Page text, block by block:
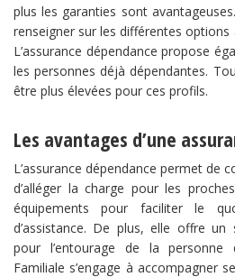
plus les garanties sont
renseigner sur les différentes
L’assurance dépendance propose
les personnes déjà dépendantes.
être plus élevées pour ces profils.
Les avantages d’une
L’assurance dépendance permet de
d’alléger la charge pour les
équipements pour faciliter le
d’assistance. De plus, elle offre
pour l’entourage de la personne
Familiale s’engage à accompagner